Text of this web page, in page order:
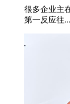
很多企业主
第一反应往...